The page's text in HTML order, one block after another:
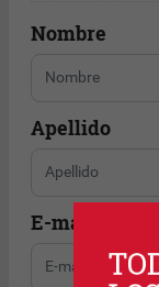
Nombre
Apellido
E-mail